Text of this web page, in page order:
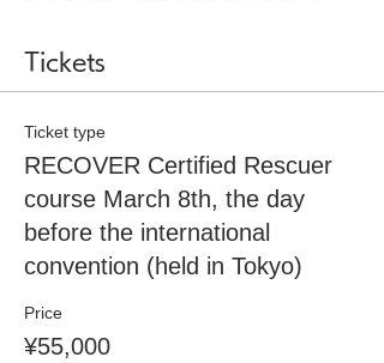
Tickets
Ticket type
RECOVER Certified Rescuer
course March 8th, the day
before the international
convention (held in Tokyo)
Price
¥55,000